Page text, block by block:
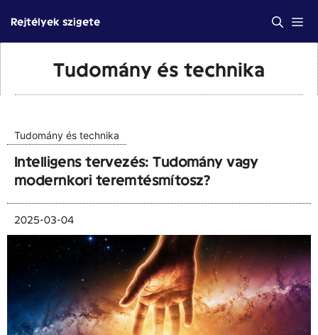
tartalomba
Rejtélyek szigete
Tudomány és technika
Tudomány és technika
Intelligens tervezés: Tudomány vagy
modernkori teremtésmítosz?
2025-03-04